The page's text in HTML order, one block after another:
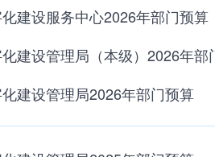
建设服务中心2026年部门预算
建设管理局（本级）2026年部
建设管理局2026年部门预算